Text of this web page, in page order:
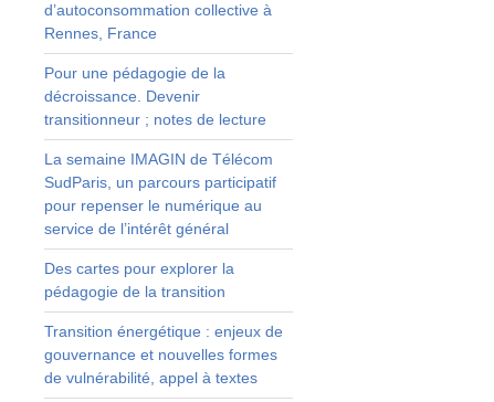
d’autoconsommation collective à
Rennes, France
Pour une pédagogie de la
décroissance. Devenir
transitionneur ; notes de lecture
La semaine IMAGIN de Télécom
SudParis, un parcours participatif
pour repenser le numérique au
service de l’intérêt général
Des cartes pour explorer la
pédagogie de la transition
Transition énergétique : enjeux de
gouvernance et nouvelles formes
de vulnérabilité, appel à textes